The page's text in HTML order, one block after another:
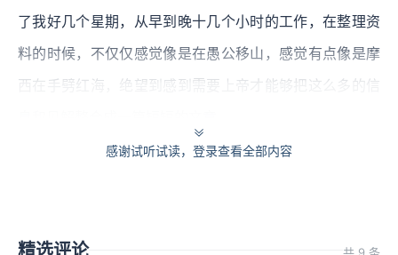
了我好几个星期，从早到晚十几个小时的工作，在整理资
料的时候，不仅仅感觉像是在愚公移山，感觉有点像是摩
西在手劈红海，绝望到感到需要上帝才能够把这么多的信
感谢试听试读，登录查看全部内容
精选评论 共 9 条